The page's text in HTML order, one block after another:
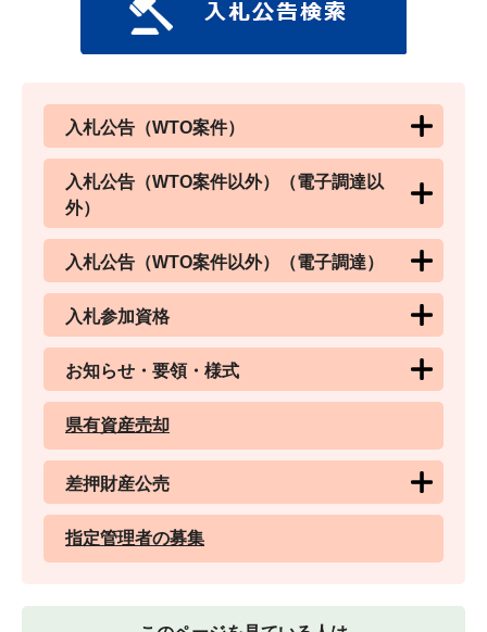
入札公告（WTO案件）
入札公告（WTO案件以外）（電子調達以
外）
入札公告（WTO案件以外）（電子調達）
入札参加資格
お知らせ・要領・様式
県有資産売却
差押財産公売
指定管理者の募集